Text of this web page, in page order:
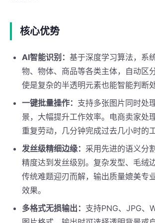
核心优势
AI智能识别： 基于深度学习算法，系
物、物体、商品等各类主体，自动区
使是复杂的半透明元素也能智能判断处
一键批量操作： 支持多张图片同时处
景，大幅提升工作效率。电商卖家处
重复劳动，几分钟完成过去几小时的工
发丝级精细边缘： 采用先进的语义分
精度达到发丝级别。复杂发型、毛绒
传统难题迎刃而解，输出质量媲美专
效果。
多格式无损输出： 支持PNG、JPG、